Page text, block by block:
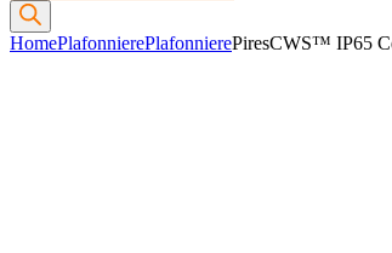
zoeken
HomePlafonnierePlafonnierePiresCWS™ IP65